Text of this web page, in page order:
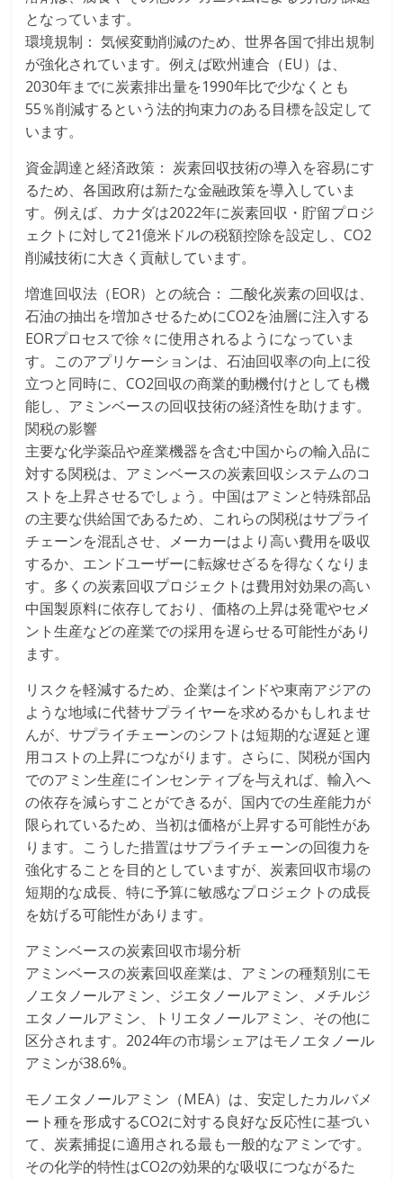
となっています。
環境規制： 気候変動削減のため、世界各国で排出規制
が強化されています。例えば欧州連合（EU）は、
2030年までに炭素排出量を1990年比で少なくとも
55％削減するという法的拘束力のある目標を設定して
います。
資金調達と経済政策： 炭素回収技術の導入を容易にす
るため、各国政府は新たな金融政策を導入していま
す。例えば、カナダは2022年に炭素回収・貯留プロジ
ェクトに対して21億米ドルの税額控除を設定し、CO2
削減技術に大きく貢献しています。
増進回収法（EOR）との統合： 二酸化炭素の回収は、
石油の抽出を増加させるためにCO2を油層に注入する
EORプロセスで徐々に使用されるようになっていま
す。このアプリケーションは、石油回収率の向上に役
立つと同時に、CO2回収の商業的動機付けとしても機
能し、アミンベースの回収技術の経済性を助けます。
関税の影響
主要な化学薬品や産業機器を含む中国からの輸入品に
対する関税は、アミンベースの炭素回収システムのコ
ストを上昇させるでしょう。中国はアミンと特殊部品
の主要な供給国であるため、これらの関税はサプライ
チェーンを混乱させ、メーカーはより高い費用を吸収
するか、エンドユーザーに転嫁せざるを得なくなりま
す。多くの炭素回収プロジェクトは費用対効果の高い
中国製原料に依存しており、価格の上昇は発電やセメ
ント生産などの産業での採用を遅らせる可能性があり
ます。
リスクを軽減するため、企業はインドや東南アジアの
ような地域に代替サプライヤーを求めるかもしれませ
んが、サプライチェーンのシフトは短期的な遅延と運
用コストの上昇につながります。さらに、関税が国内
でのアミン生産にインセンティブを与えれば、輸入へ
の依存を減らすことができるが、国内での生産能力が
限られているため、当初は価格が上昇する可能性があ
ります。こうした措置はサプライチェーンの回復力を
強化することを目的としていますが、炭素回収市場の
短期的な成長、特に予算に敏感なプロジェクトの成長
を妨げる可能性があります。
アミンベースの炭素回収市場分析
アミンベースの炭素回収産業は、アミンの種類別にモ
ノエタノールアミン、ジエタノールアミン、メチルジ
エタノールアミン、トリエタノールアミン、その他に
区分されます。2024年の市場シェアはモノエタノール
アミンが38.6%。
モノエタノールアミン（MEA）は、安定したカルバメ
ート種を形成するCO2に対する良好な反応性に基づい
て、炭素捕捉に適用される最も一般的なアミンです。
その化学的特性はCO2の効果的な吸収につながるた